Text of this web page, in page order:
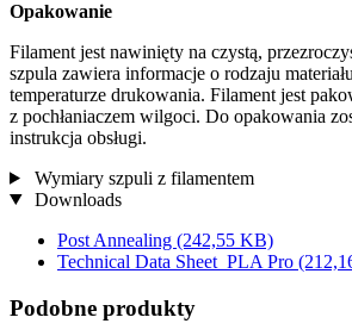
Opakowanie
Filament jest nawinięty na czystą,
szpula zawiera informacje o rodzaju
temperaturze drukowania. Filament jest
z pochłaniaczem wilgoci. Do opakowania
instrukcja obsługi.
Wymiary szpuli z filamentem
Downloads
Post Annealing (242,55 KB)
Technical Data Sheet_PLA Pro
Podobne produkty